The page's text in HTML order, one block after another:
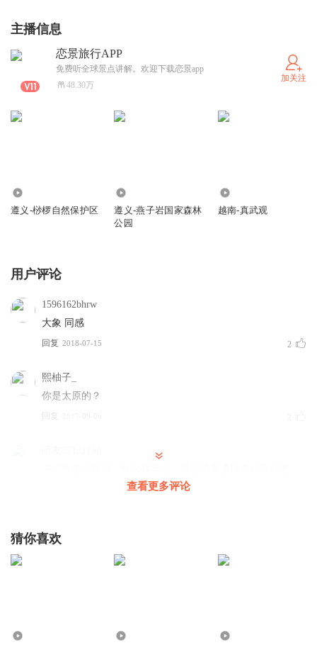
主播信息
恋景旅行APP
免费听全球景点讲解。欢迎下载恋景app
48.30万
加关注
遵义-桫椤自然保护区
遵义-燕子岩国家森林
公园
越南-真武观
用户评论
1596162bhrw
大象 同感
回复 2018-07-15 2
熙柚子_
你是太原的？
回复
我好好学学，下次带朋友去我就是导游
查看更多评论
猜你喜欢